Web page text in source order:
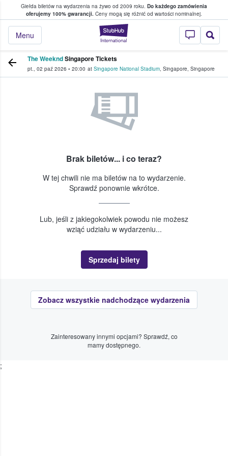
Giełda biletów na wydarzenia na żywo od 2009 roku. Do każdego zamówienia
oferujemy 100% gwarancji. Ceny mogą się różnić od wartości nominalnej.
StubHub —
Menu
w którym fani i kibice kupują i
The WeekndSingapore Tickets
pt., 02 paź 2026 • 20:00 at Singapore National Stadium, Singapore, Singapore
Brak biletów... i co teraz?
W tej chwili nie ma biletów na to wydarzenie.
Sprawdź ponownie wkrótce.
Lub, jeśli z jakiegokolwiek powodu nie możesz
wziąć udziału w wydarzeniu...
Sprzedaj bilety
Zobacz wszystkie nadchodzące wydarzenia
Zainteresowany innymi opcjami? Sprawdź, co
mamy dostępnego.
;